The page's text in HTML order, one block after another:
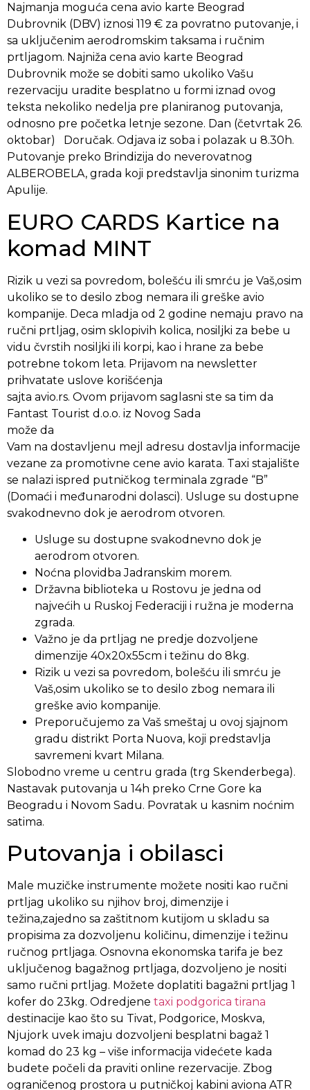
Najmanja moguća cena avio karte Beograd
Dubrovnik (DBV) iznosi 119 € za povratno putovanje, i
sa uključenim aerodromskim taksama i ručnim
prtljagom. Najniža cena avio karte Beograd
Dubrovnik može se dobiti samo ukoliko Vašu
rezervaciju uradite besplatno u formi iznad ovog
teksta nekoliko nedelja pre planiranog putovanja,
odnosno pre početka letnje sezone. Dan (četvrtak 26.
oktobar) Doručak. Odjava iz soba i polazak u 8.30h.
Putovanje preko Brindizija do neverovatnog
ALBEROBELA, grada koji predstavlja sinonim turizma
Apulije.
EURO CARDS Kartice na
komad MINT
Rizik u vezi sa povredom, bolešću ili smrću je Vaš,osim
ukoliko se to desilo zbog nemara ili greške avio
kompanije. Deca mladja od 2 godine nemaju pravo na
ručni prtljag, osim sklopivih kolica, nosiljki za bebe u
vidu čvrstih nosiljki ili korpi, kao i hrane za bebe
potrebne tokom leta. Prijavom na newsletter
prihvatate uslove korišćenja
sajta avio.rs. Ovom prijavom saglasni ste sa tim da
Fantast Tourist d.o.o. iz Novog Sada
može da
Vam na dostavljenu mejl adresu dostavlja informacije
vezane za promotivne cene avio karata. Taxi stajalište
se nalazi ispred putničkog terminala zgrade “B”
(Domaći i međunarodni dolasci). Usluge su dostupne
svakodnevno dok je aerodrom otvoren.
Usluge su dostupne svakodnevno dok je
aerodrom otvoren.
Noćna plovidba Jadranskim morem.
Državna biblioteka u Rostovu je jedna od
najvećih u Ruskoj Federaciji i ružna je moderna
zgrada.
Važno je da prtljag ne predje dozvoljene
dimenzije 40x20x55cm i težinu do 8kg.
Rizik u vezi sa povredom, bolešću ili smrću je
Vaš,osim ukoliko se to desilo zbog nemara ili
greške avio kompanije.
Preporučujemo za Vaš smeštaj u ovoj sjajnom
gradu distrikt Porta Nuova, koji predstavlja
savremeni kvart Milana.
Slobodno vreme u centru grada (trg Skenderbega).
Nastavak putovanja u 14h preko Crne Gore ka
Beogradu i Novom Sadu. Povratak u kasnim noćnim
satima.
Putovanja i obilasci
Male muzičke instrumente možete nositi kao ručni
prtljag ukoliko su njihov broj, dimenzije i
težina,zajedno sa zaštitnom kutijom u skladu sa
propisima za dozvoljenu količinu, dimenzije i težinu
ručnog prtljaga. Osnovna ekonomska tarifa je bez
uključenog bagažnog prtljaga, dozvoljeno je nositi
samo ručni prtljag. Možete doplatiti bagažni prtljag 1
kofer do 23kg. Odredjene taxi podgorica tirana
destinacije kao što su Tivat, Podgorice, Moskva,
Njujork uvek imaju dozvoljeni besplatni bagaž 1
komad do 23 kg – više informacija videćete kada
budete počeli da praviti online rezervacije. Zbog
ograničenog prostora u putničkoj kabini aviona ATR